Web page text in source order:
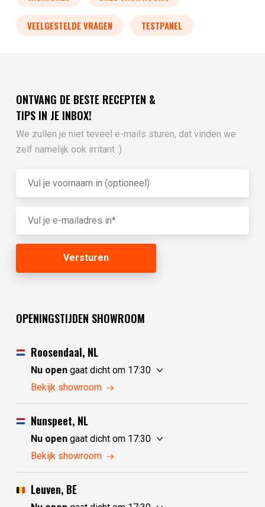
VEELGESTELDE VRAGEN TESTPANEL
ONTVANG DE BESTE RECEPTEN &
TIPS IN JE INBOX!
We zullen je niet teveel e-mails sturen, dat vinden we
zelf namelijk ook irritant :)
OPENINGSTIJDEN SHOWROOM
Roosendaal, NL
Nu opengaat dicht om 17:30
vrijdag
zaterdag
10:00 - 17:30
zondag
maandag
dinsdag
Bekijk showroom
Nunspeet, NL
Nu opengaat dicht om 17:30
vrijdag
zaterdag
10:00 - 17:30
zondag
maandag
Bekijk showroom
Leuven, BE